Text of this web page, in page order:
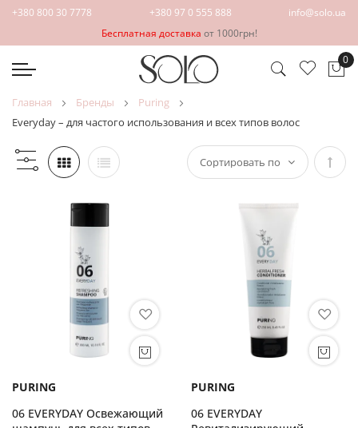
+380 800 30 7778 +380 97 0 555 888
info@solo.ua
Бесплатная доставка от 1000грн!
0
главная бренды
puring
everyday – для частого использования и всех типов волос
PURING
06 EVERYDAY Освежающий
PURING
06 EVERYDAY